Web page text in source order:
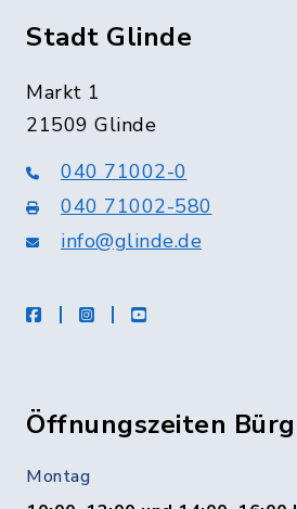
Stadt Glinde
Markt 1
21509 Glinde
040 71002-0
040 71002-580
info@glinde.de
facebookinstagramYoutube
Öffnungszeiten
Montag